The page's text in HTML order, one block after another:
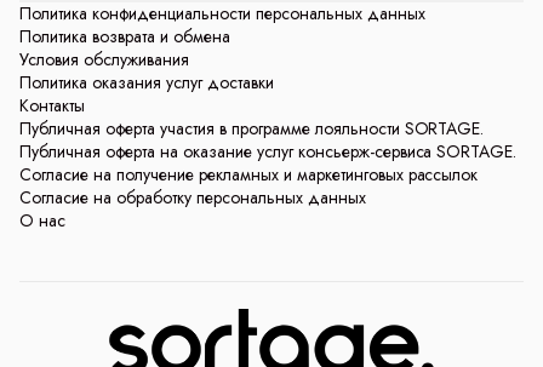
Политика конфиденциальности персональных данных
Политика возврата и обмена
Условия обслуживания
Политика оказания услуг доставки
Контакты
Публичная оферта участия в программе лояльности SORTAGE.
Публичная оферта на оказание услуг консьерж-сервиса SORTAGE.
Согласие на получение рекламных и маркетинговых рассылок
Согласие на обработку персональных данных
О нас